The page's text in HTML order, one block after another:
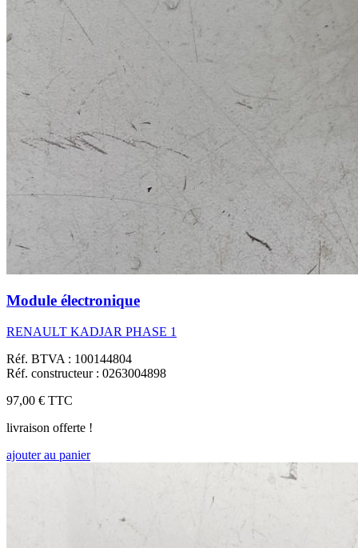
Module électronique
RENAULT KADJAR PHASE 1
Réf. BTVA : 100144804
Réf. constructeur : 0263004898
97,00 € TTC
livraison offerte !
ajouter au panier